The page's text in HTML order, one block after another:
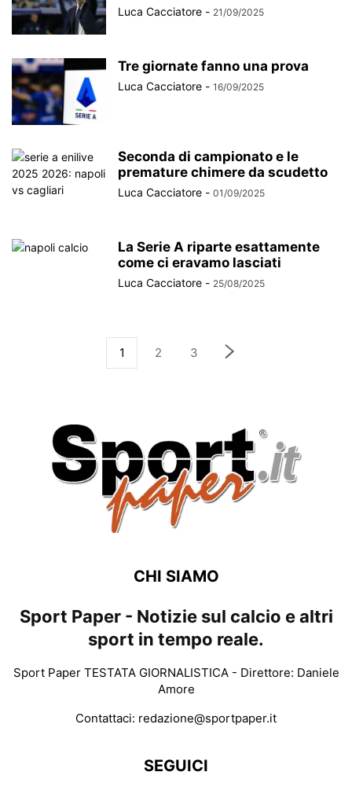
Luca Cacciatore - 21/09/2025
Tre giornate fanno una prova
Luca Cacciatore - 16/09/2025
Seconda di campionato e le
premature chimere da scudetto
Luca Cacciatore - 01/09/2025
La Serie A riparte esattamente
come ci eravamo lasciati
Luca Cacciatore - 25/08/2025
1 2 3
CHI SIAMO
Sport Paper - Notizie sul calcio e altri
sport in tempo reale.
Sport Paper TESTATA GIORNALISTICA - Direttore: Daniele
Amore
Contattaci: redazione@sportpaper.it
SEGUICI